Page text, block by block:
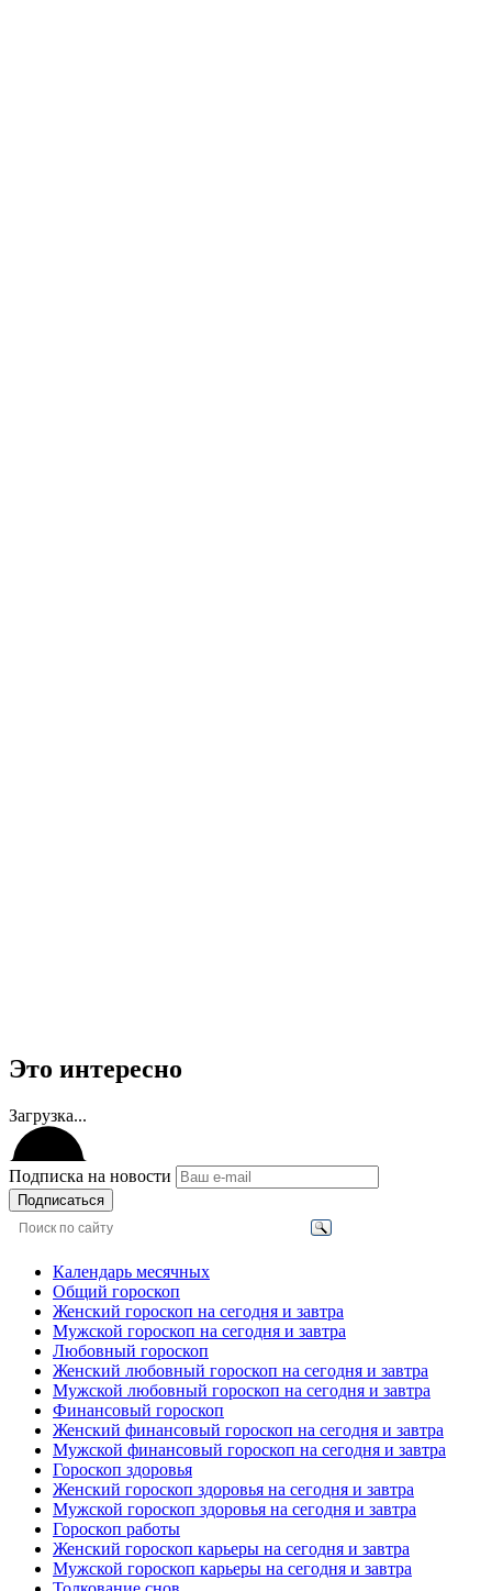
Это интересно
Загрузка...
Подписка на новости
Подписаться
Календарь месячных
Общий гороскоп
Женский гороскоп на сегодня и завтра
Мужской гороскоп на сегодня и завтра
Любовный гороскоп
Женский любовный гороскоп на сегодня и завтра
Мужской любовный гороскоп на сегодня и завтра
Финансовый гороскоп
Женский финансовый гороскоп на сегодня и завтра
Мужской финансовый гороскоп на сегодня и завтра
Гороскоп здоровья
Женский гороскоп здоровья на сегодня и завтра
Мужской гороскоп здоровья на сегодня и завтра
Гороскоп работы
Женский гороскоп карьеры на сегодня и завтра
Мужской гороскоп карьеры на сегодня и завтра